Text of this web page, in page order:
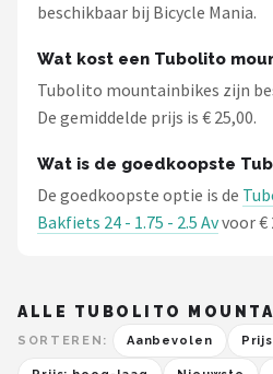
Volare
AXA
BBB Cycling
Schwalbe
beschikbaar bij Bicycle Mania.
Wat kost een Tubolito
Tubolito mountainbikes zijn
De gemiddelde prijs is € 25,00.
Wat is de goedkoopste
De goedkoopste optie is de
Bakfiets 24 - 1.75 - 2.5 Avvoor €
ALLE TUBOLITO
SORTEREN: Aanbevolen